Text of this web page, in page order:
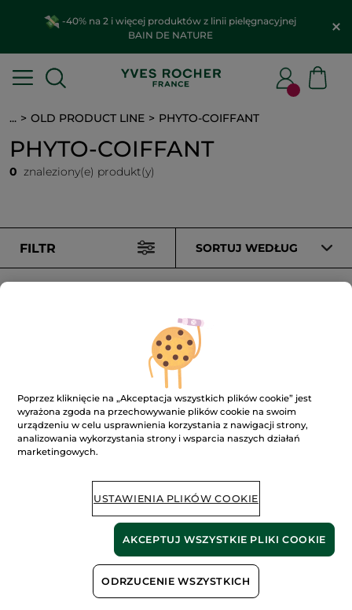
-40% na 2 i więcej produktów z linii pielęgnacyjnej
BAIN DE NATURE
... OLD PRODUCT LINE PHYTO-COIFFANT
PHYTO-COIFFANT
0 znaleziony(e) produkt(y)
FILTR SORTUJ WEDŁUG
100%ekstrakty
60 hektarów
Pokaż więcej
OLD PRODUCT LINE LES DEODORANTS NAT.
Poprzez kliknięcie na „Akceptacja wszystkich plików cookie” jest
wyrażona zgoda na przechowywanie plików cookie na swoim
urządzeniu w celu usprawnienia korzystania z nawigacji strony,
analizowania wykorzystania strony i wsparcia naszych działań
marketingowych.
USTAWIENIA PLIKÓW COOKIE
ODRZUCENIE WSZYSTKICH
AKCEPTUJ WSZYSTKIE PLIKI COOKIE